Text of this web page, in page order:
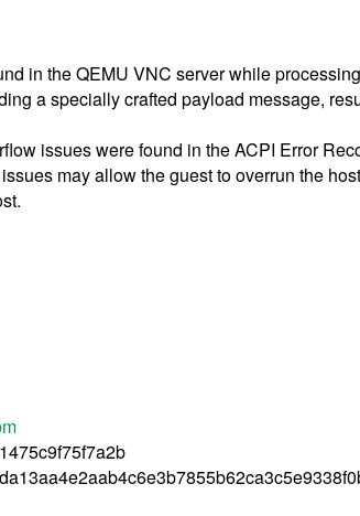
in the QEMU VNC server while
a specially crafted payload message,
issues were found in the ACPI Error
may allow the guest to overrun the